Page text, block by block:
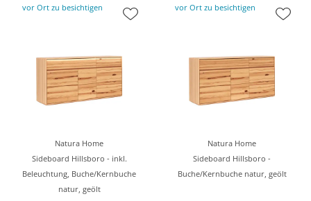
vor Ort zu besichtigen
Natura Home
Sideboard Hillsboro - inkl.
Beleuchtung, Buche/Kernbuche
natur, geölt
vor Ort zu besichtigen
Natura Home
Sideboard Hillsboro -
Buche/Kernbuche natur, geölt